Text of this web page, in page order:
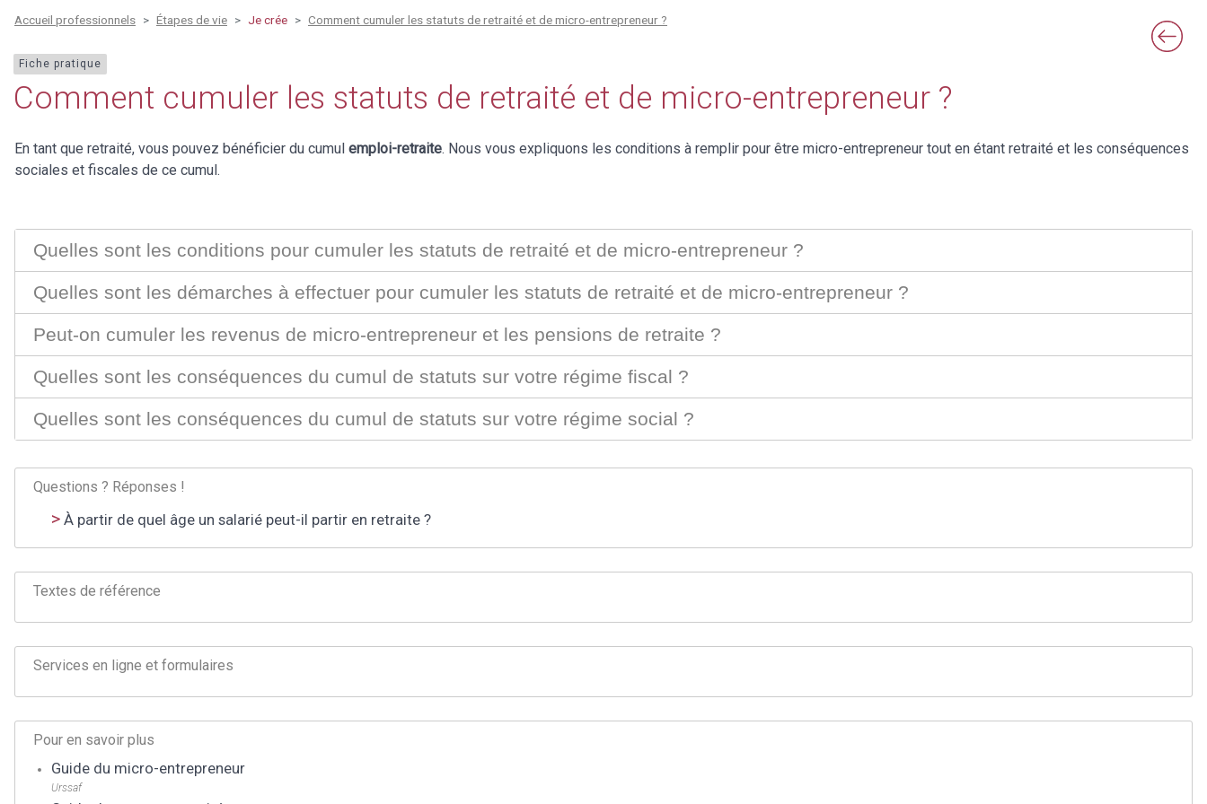
Accueil professionnels Étapes de vie Je crée Comment cumuler les statuts de retraité et de micro-entrepreneur ?
Fiche pratique
Comment cumuler les statuts de retraité et de micro-entrepreneur ?
En tant que retraité, vous pouvez bénéficier du cumul emploi-retraite. Nous vous expliquons les conditions à remplir pour être micro-entrepreneur tout en étant retraité et les conséquences
sociales et fiscales de ce cumul.
Quelles sont les conditions pour cumuler les statuts de retraité et de micro-entrepreneur ?
Quelles sont les démarches à effectuer pour cumuler les statuts de retraité et de micro-entrepreneur ?
Peut-on cumuler les revenus de micro-entrepreneur et les pensions de retraite ?
Quelles sont les conséquences du cumul de statuts sur votre régime fiscal ?
Quelles sont les conséquences du cumul de statuts sur votre régime social ?
Questions ? Réponses !
À partir de quel âge un salarié peut-il partir en retraite ?
Textes de référence
Services en ligne et formulaires
Pour en savoir plus
Guide du micro-entrepreneur
Urssaf